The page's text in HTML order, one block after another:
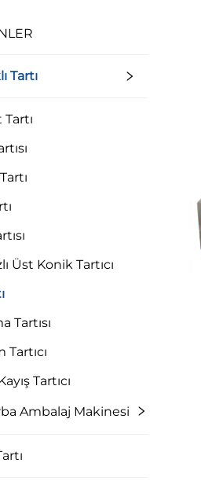
Tartı
Üst Konik Tartıcı
Tartısı
Tartıcı
Tartıcı
Ambalaj Makinesi